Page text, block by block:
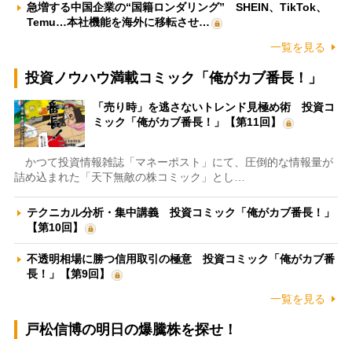
急増する中国企業の“国籍ロンダリング” SHEIN、TikTok、
Temu…本社機能を海外に移転させ…
一覧を見る
投資ノウハウ満載コミック「俺がカブ番長！」
「売り時」を逃さないトレンド見極め術 投資コ
ミック「俺がカブ番長！」【第11回】
かつて投資情報雑誌「マネーポスト」にて、圧倒的な情報量が
詰め込まれた「天下無敵の株コミック」とし…
テクニカル分析・集中講義 投資コミック「俺がカブ番長！」
【第10回】
不透明相場に勝つ信用取引の極意 投資コミック「俺がカブ番
長！」【第9回】
一覧を見る
戸松信博の明日の爆騰株を探せ！